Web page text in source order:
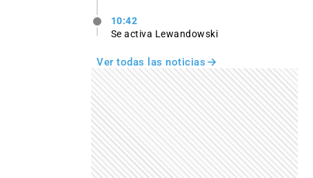
10:42
Se activa Lewandowski
Ver todas las noticias